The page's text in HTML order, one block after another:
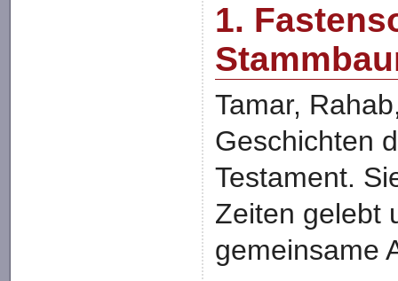
1.
Tamar,
Geschichten
Testament.
Zeiten gelebt
gemeinsame